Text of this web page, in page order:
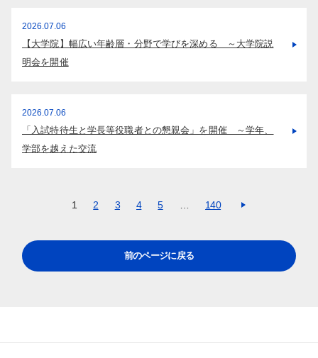
2026.07.06
【大学院】幅広い年齢層・分野で学びを深める ～大学院説
明会を開催
2026.07.06
「入試特待生と学長等役職者との懇親会」を開催 ～学年、
学部を越えた交流
1 2 3 4 5 140
前のページに戻る